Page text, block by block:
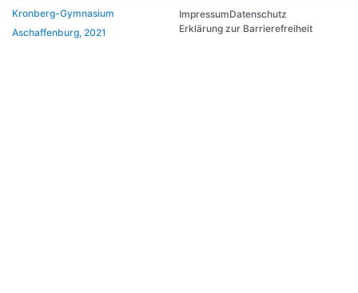
Kronberg-Gymnasium
Aschaffenburg, 2021
ImpressumDatenschutz
Erklärung zur Barrierefreiheit